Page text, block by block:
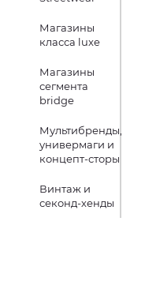
Магазины
класса luxe
Магазины
сегмента
bridge
Мультибренды,
универмаги и
концепт-сторы
Винтаж и
секонд-хенды